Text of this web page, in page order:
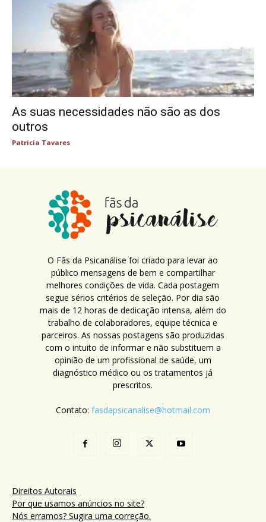
As suas necessidades não são as dos
outros
Patricia Tavares
O Fãs da Psicanálise foi criado para levar ao
público mensagens de bem e compartilhar
melhores condições de vida. Cada postagem
segue sérios critérios de seleção. Por dia são
mais de 12 horas de dedicação intensa, além do
trabalho de colaboradores, equipe técnica e
parceiros. As nossas postagens são produzidas
com o intuito de informar e não substituem a
opinião de um profissional de saúde, um
diagnóstico médico ou os tratamentos já
prescritos.
Contato: fasdapsicanalise@hotmail.com
Direitos Autorais
Por que usamos anúncios no site?
Nós erramos? Sugira uma correção.